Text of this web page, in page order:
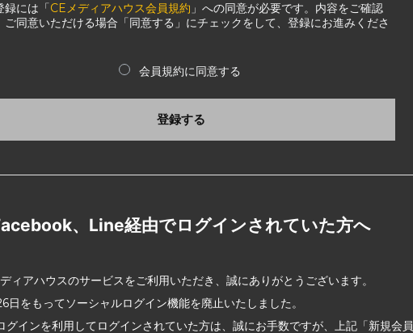
録には「CEメディアハウス会員規約 」への同意が必要です。内容をご確認
ご同意いただける場合「同意する」にチェックをして、登録にお進みくださ
会員規約に同意する
登録する
、Line経由でログインされていた方へ
ィアハウスのサービスをご利用いただき、誠にありがとうございます。
日をもってソーシャルログイン機能を廃止いたしました。
グインを利用してログインされていた方は、誠にお手数ですが、上記「新規会員